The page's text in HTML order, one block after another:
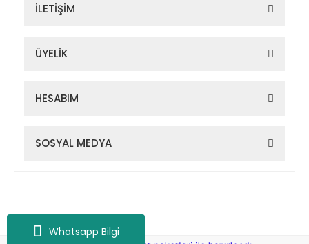
Whatsapp Bilgi
İLETİŞİM
ÜYELİK
HESABIM
SOSYAL MEDYA